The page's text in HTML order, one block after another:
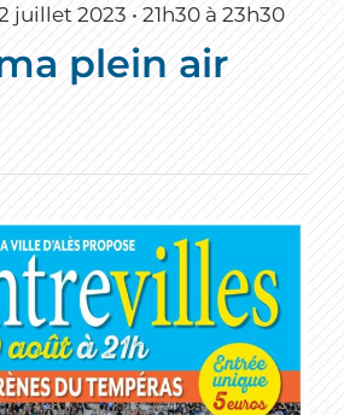
juillet 2023 • 21h30 à 23h30
plein air